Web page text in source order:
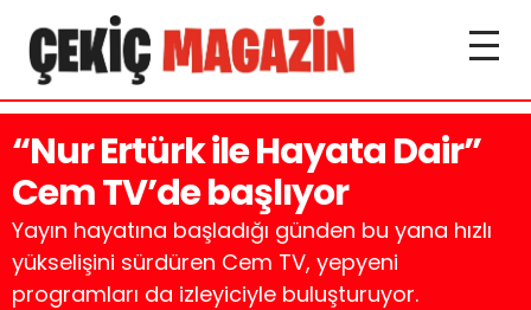
“Nur Ertürk ile Hayata Dair”
Cem TV’de başlıyor
Yayın hayatına başladığı günden bu yana hızlı
yükselişini sürdüren Cem TV, yepyeni
programları da izleyiciyle buluşturuyor.